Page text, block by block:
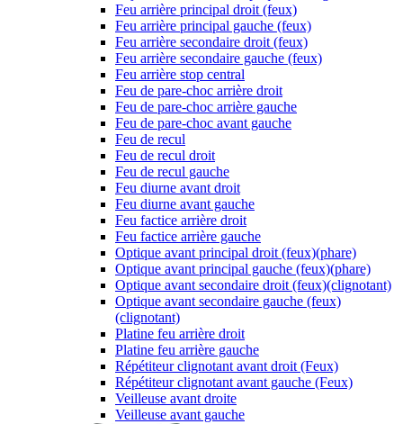
Feu arrière principal droit (feux)
Feu arrière principal gauche (feux)
Feu arrière secondaire droit (feux)
Feu arrière secondaire gauche (feux)
Feu arrière stop central
Feu de pare-choc arrière droit
Feu de pare-choc arrière gauche
Feu de pare-choc avant gauche
Feu de recul
Feu de recul droit
Feu de recul gauche
Feu diurne avant droit
Feu diurne avant gauche
Feu factice arrière droit
Feu factice arrière gauche
Optique avant principal droit (feux)(phare)
Optique avant principal gauche (feux)(phare)
Optique avant secondaire droit (feux)(clignotant)
Optique avant secondaire gauche (feux)
(clignotant)
Platine feu arrière droit
Platine feu arrière gauche
Répétiteur clignotant avant droit (Feux)
Répétiteur clignotant avant gauche (Feux)
Veilleuse avant droite
Veilleuse avant gauche